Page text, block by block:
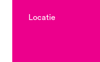
Locatie